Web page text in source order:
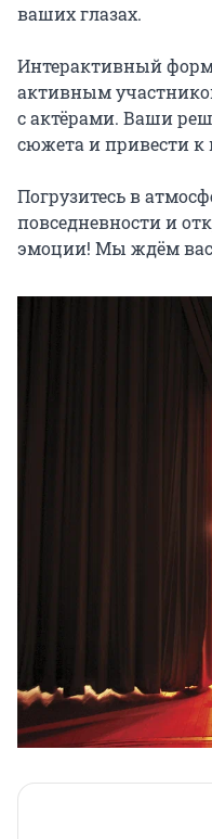
ваших глазах.
Интерактивный
активным
с актёрами. Ваши
сюжета и привести
Погрузитесь в
повседневности и
эмоции! Мы ждём вас